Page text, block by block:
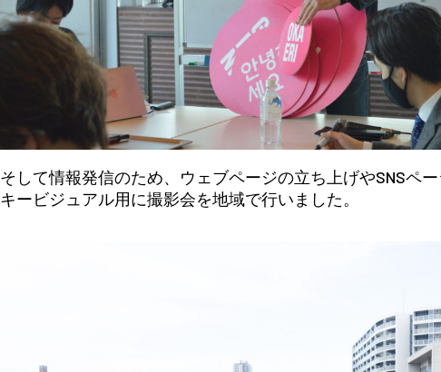
そして情報発信のため、ウェブページの立ち上げやSNSペー
キービジュアル用に撮影会を地域で行いました。